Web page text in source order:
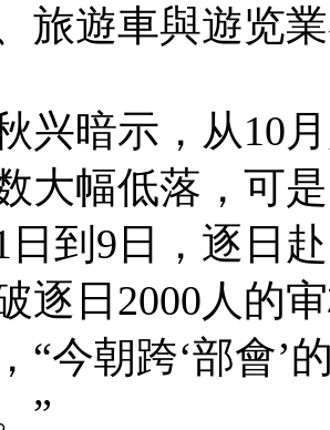
旅遊車與遊览
兴暗示，从10
大幅低落，可
日到9日，逐日
逐日2000人的
“今朝跨‘部會’
”